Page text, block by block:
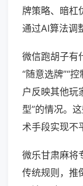
牌策略、暗杠
通过AI算法调
微信跑胡子有
“随意选牌”“
户反映其他玩
型”的情况。
术手段实现不
微乐甘肃麻将
传统规则，推